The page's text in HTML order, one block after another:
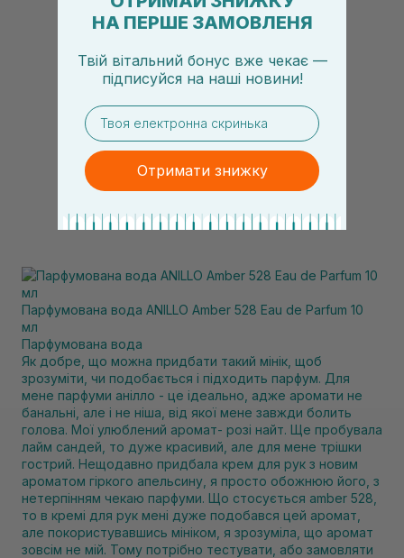
Парфумована вода ANILLO Amber 528 Eau de Parfum 10
мл
Парфумована вода
Як добре, що можна придбати такий мінік, щоб
зрозуміти, чи подобається і підходить парфум. Для
мене парфуми анілло - це ідеально, адже аромати не
банальні, але і не ніша, від якої мене завжди болить
голова. Мої улюблений аромат- розі найт. Ще пробувала
лайм сандей, то дуже красивий, але для мене трішки
гострий. Нещодавно придбала крем для рук з новим
ароматом гіркого апельсину, я просто обожнюю його, з
нетерпінням чекаю парфуми. Що стосується amber 528,
то в кремі для рук мені дуже подобався цей аромат,
але покористувавшись мініком, я зрозуміла, що аромат
зовсім не мій. Тому потрібно тестувати, або замовляти
НА ПЕРШЕ ЗАМОВЛЕНЯ
Твій вітальний бонус вже чекає —
підписуйся на наші новини!
email
Отримати знижку